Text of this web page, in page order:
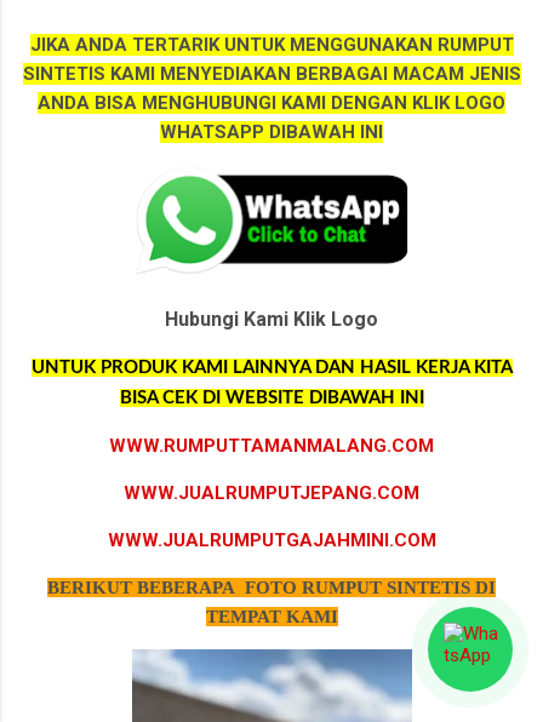
JIKA ANDA TERTARIK UNTUK MENGGUNAKAN RUMPUT
SINTETIS KAMI MENYEDIAKAN BERBAGAI MACAM JENIS
ANDA BISA MENGHUBUNGI KAMI DENGAN KLIK LOGO
WHATSAPP DIBAWAH INI
Hubungi Kami Klik Logo
UNTUK PRODUK KAMI LAINNYA DAN HASIL KERJA KITA
BISA CEK DI WEBSITE DIBAWAH INI
WWW.RUMPUTTAMANMALANG.COM
WWW.JUALRUMPUTJEPANG.COM
WWW.JUALRUMPUTGAJAHMINI.COM
BERIKUT BEBERAPA FOTO RUMPUT SINTETIS DI
TEMPAT KAMI